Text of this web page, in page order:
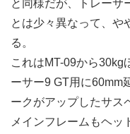
と同様だが、トレーサ
とは少々異なって、や
る。
これはMT-09から30kg
ーサー9 GT用に60mm
ークがアップしたサス
メインフレームもヘッ